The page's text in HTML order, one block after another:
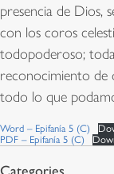
presencia de Dios,
con los coros
todopoderoso;
reconocimiento de
todo lo que
Word – Epifanía 5 (C)
PDF – Epifanía 5 (C)